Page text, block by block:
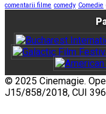
comentarii filme comedy Comedie
© 2025 Cinemagie.
J15/858/2018, CUI